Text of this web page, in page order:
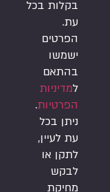
בקלות בכל
עת.
הפרטים
ישמשו
בהתאם
למדיניות
הפרטיות.
ניתן בכל
עת לעיין,
לתקן או
לבקש
מחיקת